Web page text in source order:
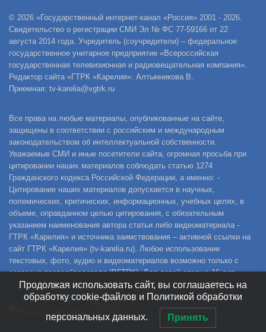
© 2026 «Государственный интернет-канал «Россия» 2001 - 2026.
Свидетельство о регистрации СМИ Эл № ФС 77-59166 от 22
августа 2014 года. Учредитель (соучредители) – федеральное
государственное унитарное предприятие «Всероссийская
государственная телевизионная и радиовещательная компания».
Редактор сайта «ГТРК «Карелия»: Алтынникова В.
Приемная: tv-karelia@vgtrk.ru
Все права на любые материалы, опубликованные на сайте,
защищены в соответствии с российским и международным
законодательством об интеллектуальной собственности.
Уважаемые СМИ и иные посетители сайта, огромная просьба при
цитировании наших материалов соблюдать статью 1274
Гражданского кодекса Российской Федерации, а именно: -
Цитирование наших материалов допускается в научных,
полемических, критических, информационных, учебных целях, в
объеме, оправданном целью цитирования, с обязательным
указанием наименования автора статьи либо видеоматериала -
ГТРК «Карелия» и источника заимствования – активной ссылки на
сайт ГТРК «Карелия» (tv-karelia.ru). Любое использование
текстовых, фото, аудио и видеоматериалов возможно только с
согласия правообладателя (ВГТРК). Для детей старше 16 лет.
Продолжая использовать сайт, вы соглашаетесь на
обработку cookie-файлов и Политикой обработки
персональных данных. Принять